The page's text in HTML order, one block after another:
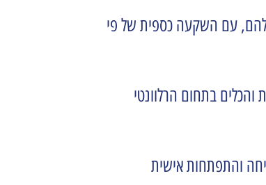
שלהם, עם השקעה כספית של פי
בתחום הרלוונטי
והתפתחות אישית